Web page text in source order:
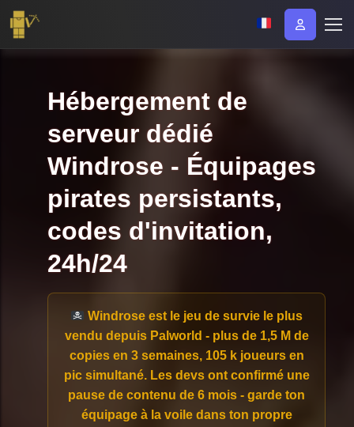
Hébergement de
serveur dédié
Windrose - Équipages
pirates persistants,
codes d'invitation,
24h/24
Windrose est le jeu de survie le plus
vendu depuis Palworld - plus de 1,5 M de
copies en 3 semaines, 105 k joueurs en
pic simultané. Les devs ont confirmé une
pause de contenu de 6 mois - garde ton
équipage à la voile dans ton propre